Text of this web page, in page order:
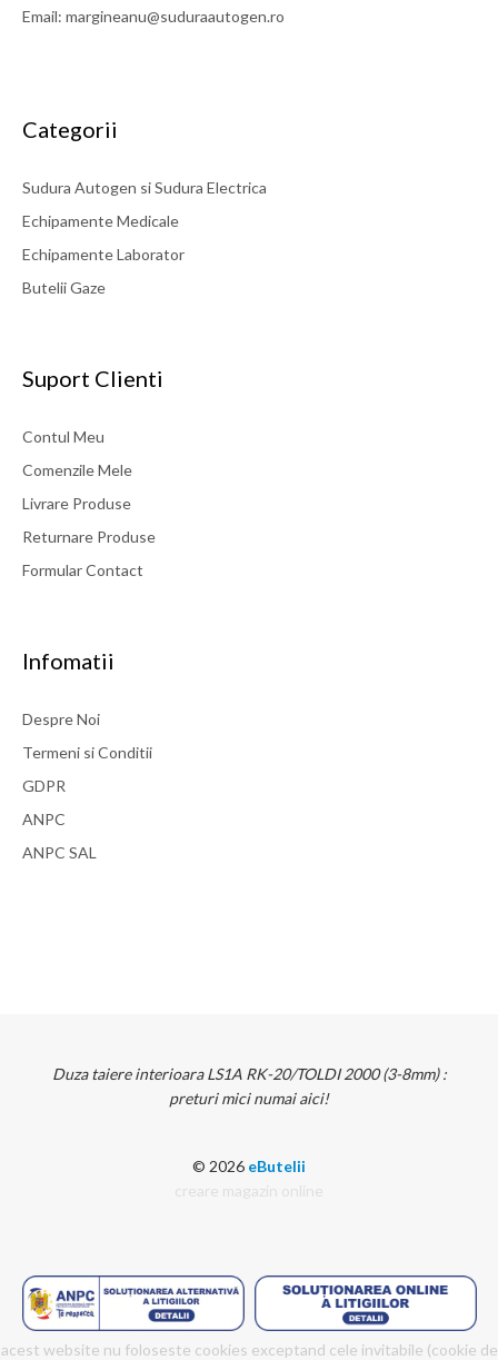
Email: margineanu@suduraautogen.ro
Categorii
Sudura Autogen si Sudura Electrica
Echipamente Medicale
Echipamente Laborator
Butelii Gaze
Suport Clienti
Contul Meu
Comenzile Mele
Livrare Produse
Returnare Produse
Formular Contact
Infomatii
Despre Noi
Termeni si Conditii
GDPR
ANPC
ANPC SAL
Duza taiere interioara LS1A RK-20/TOLDI 2000 (3-8mm) :
preturi mici numai aici!
© 2026 eButelii
creare magazin online
acest website nu foloseste cookies exceptand cele invitabile (cookie de